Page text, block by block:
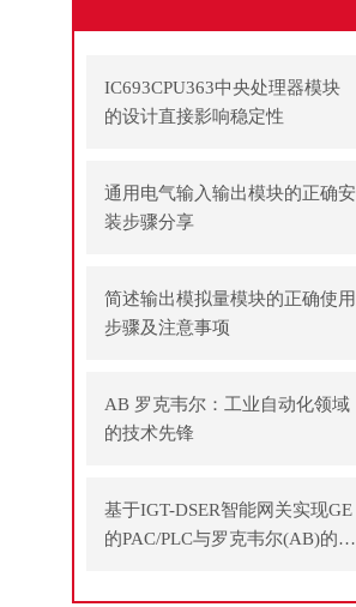
IC693CPU363中央处理器模块
的设计直接影响稳定性
通用电气输入输出模块的正确安
装步骤分享
简述输出模拟量模块的正确使用
步骤及注意事项
AB 罗克韦尔：工业自动化领域
的技术先锋
基于IGT-DSER智能网关实现GE
的PAC/PLC与罗克韦尔(AB)的P